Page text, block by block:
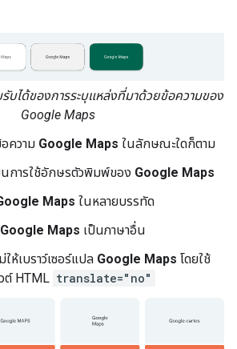
บได้ของการระบุแหล่งที่มาด้วยข้อความของ
Google Maps
ความ Google Maps ในลักษณะใดก็ตาม
นการใช้อักษรตัวพิมพ์ของ Google Maps
Maps ในหลายบรรทัด
Google Maps เป็นภาษาอื่น
ห้เบราว์เซอร์แปล Google Maps โดยใช้
ต์ HTML translate="no"